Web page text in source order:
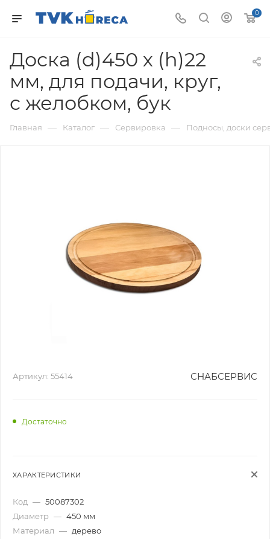
0
Доска (d)450 х (h)22
мм, для подачи, круг,
с желобком, бук
Главная — Каталог — Сервировка — Подносы, доски
Артикул: 55414 СНАБСЕРВИС
Достаточно
ХАРАКТЕРИСТИКИ
Код — 50087302
Диаметр — 450 мм
Материал — дерево